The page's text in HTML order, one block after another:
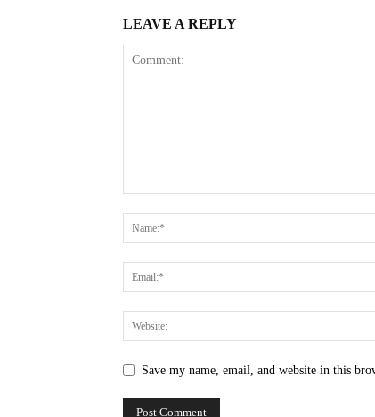
LEAVE A REPLY
Save my name, email, and website in this